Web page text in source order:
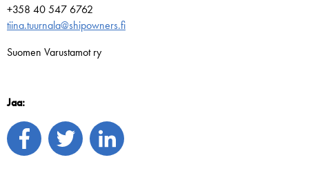
+358 40 547 6762
tiina.tuurnala@shipowners.fi
Suomen Varustamot ry
Jaa: